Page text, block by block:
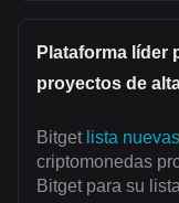
Plataforma líder
proyectos de
Bitget lista
criptomonedas
Bitget para su